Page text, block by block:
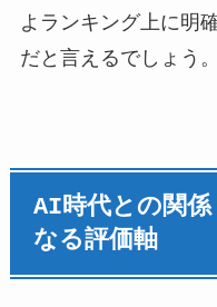
よランキング上に明
だと言えるでしょう。
AI時代との関
なる評価軸